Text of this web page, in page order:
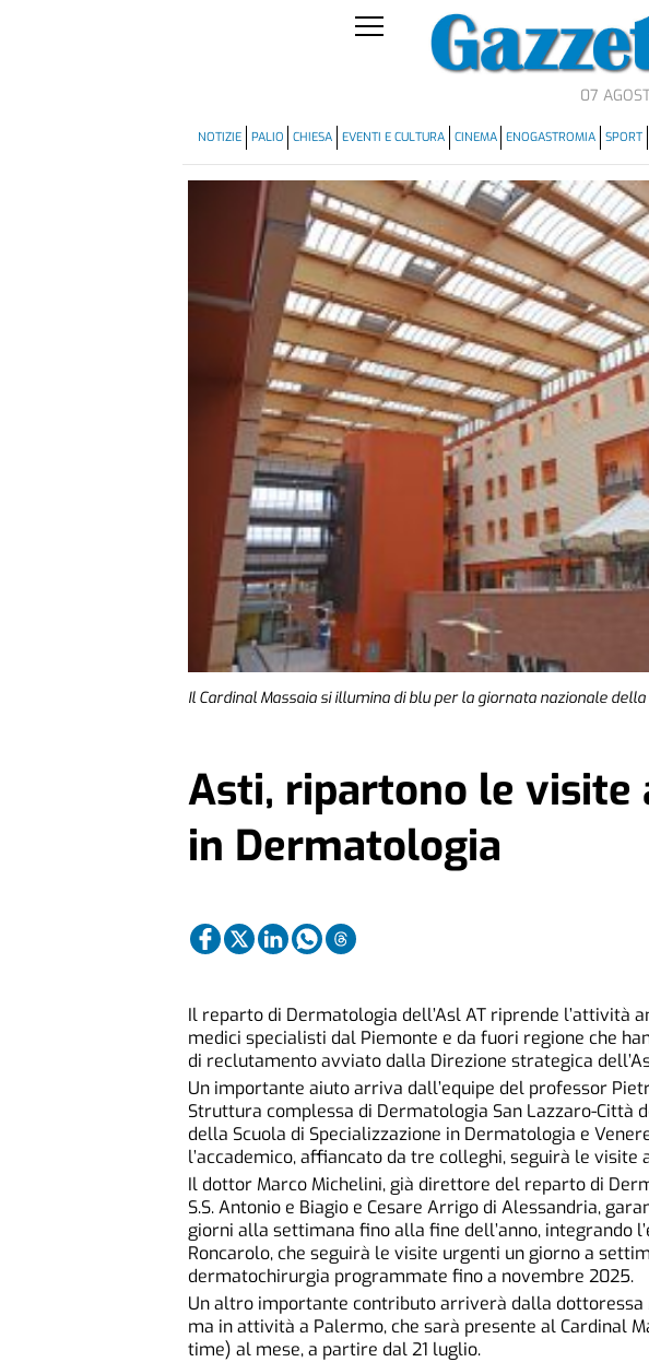
07
NOTIZIE PALIO CHIESA EVENTI E CULTURA CINEMA ENOGASTROMIA SPORT
Il Cardinal Massaia si illumina di blu per la giornata nazionale
Asti, ripartono le
in Dermatologia
Il reparto di Dermatologia dell’Asl AT riprende l’attività
medici specialisti dal Piemonte e da fuori regione che
di reclutamento avviato dalla Direzione strategica
Un importante aiuto arriva dall’equipe del professor
Struttura complessa di Dermatologia San Lazzaro-Città
della Scuola di Specializzazione in Dermatologia e
l’accademico, affiancato da tre colleghi, seguirà le
Il dottor Marco Michelini, già direttore del reparto di
S.S. Antonio e Biagio e Cesare Arrigo di Alessandria,
giorni alla settimana fino alla fine dell’anno, integrando
Roncarolo, che seguirà le visite urgenti un giorno a
dermatochirurgia programmate fino a novembre 2025.
Un altro importante contributo arriverà dalla dottoressa
ma in attività a Palermo, che sarà presente al Cardinal
time) al mese, a partire dal 21 luglio.